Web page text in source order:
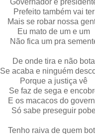
Prefeito também vai ter
Mais se robar nossa
Eu mato de um e um
Não fica um pra
De onde tira e não bota
Se acaba e ninguém
Porque a justiça vê
Se faz de sega e
E os macacos do
Só sabe preseguir
Tenho raiva de quem